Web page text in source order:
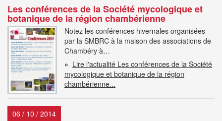
Les conférences de la Société mycologique et
botanique de la région chambérienne
Notez les conférences hivernales organisées
par la SMBRC à la maison des associations de
Chambéry à…
» Lire l'actualité Les conférences de la Société
mycologique et botanique de la région
chambérienne...
06 / 10 / 2014